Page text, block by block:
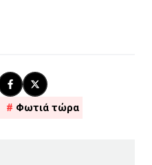
Φωτιά τώρα